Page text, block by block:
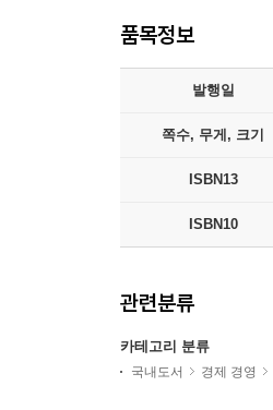
품목정보
발행일
쪽수, 무게, 크기
ISBN13
ISBN10
관련분류
카테고리 분류
국내도서 경제 경영